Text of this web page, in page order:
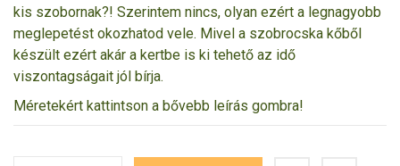
kis szobornak?! Szerintem nincs, olyan ezért a legnagyobb
meglepetést okozhatod vele. Mivel a szobrocska kőből
készült ezért akár a kertbe is ki tehető az idő
viszontagságait jól bírja.
Méretekért kattintson a bővebb leírás gombra!